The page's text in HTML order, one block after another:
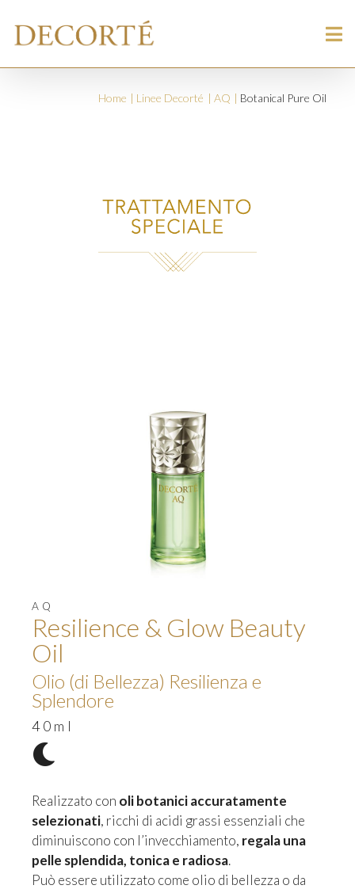
Home Linee Decorté AQ Botanical Pure Oil
AQ
Resilience & Glow Beauty
Oil
Olio (di Bellezza) Resilienza e
Splendore
40ml
Realizzato con oli botanici accuratamente
selezionati, ricchi di acidi grassi essenziali che
diminuiscono con l’invecchiamento, regala una
pelle splendida, tonica e radiosa.
Può essere utilizzato come olio di bellezza o da